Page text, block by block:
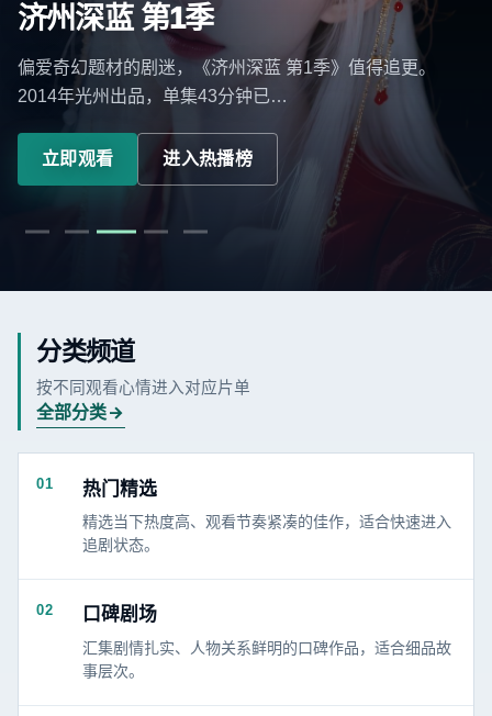
济州深蓝 第1季
偏爱奇幻题材的剧迷，《济州深蓝 第1季》值得追更。
2014年光州出品，单集43分钟已…
立即观看 进入热播榜
分类频道
按不同观看心情进入对应片单
全部分类
01 热门精选
精选当下热度高、观看节奏紧凑的佳作，适合快速进入
追剧状态。
02 口碑剧场
汇集剧情扎实、人物关系鲜明的口碑作品，适合细品故
事层次。